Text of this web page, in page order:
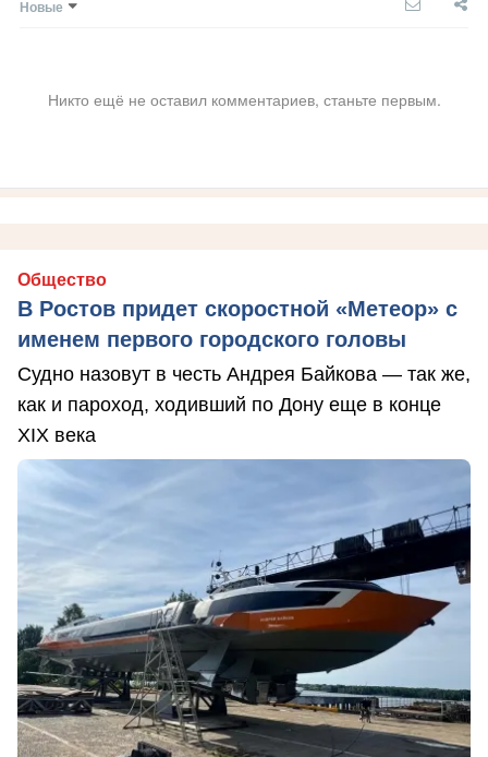
Новые
Никто ещё не оставил комментариев, станьте первым.
Общество
В Ростов придет скоростной «Метеор» с
именем первого городского головы
Судно назовут в честь Андрея Байкова — так же,
как и пароход, ходивший по Дону еще в конце
XIX века